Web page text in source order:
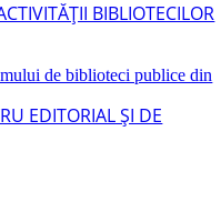
BIBLIOTECILOR
de biblioteci publice din
EDITORIAL ŞI DE